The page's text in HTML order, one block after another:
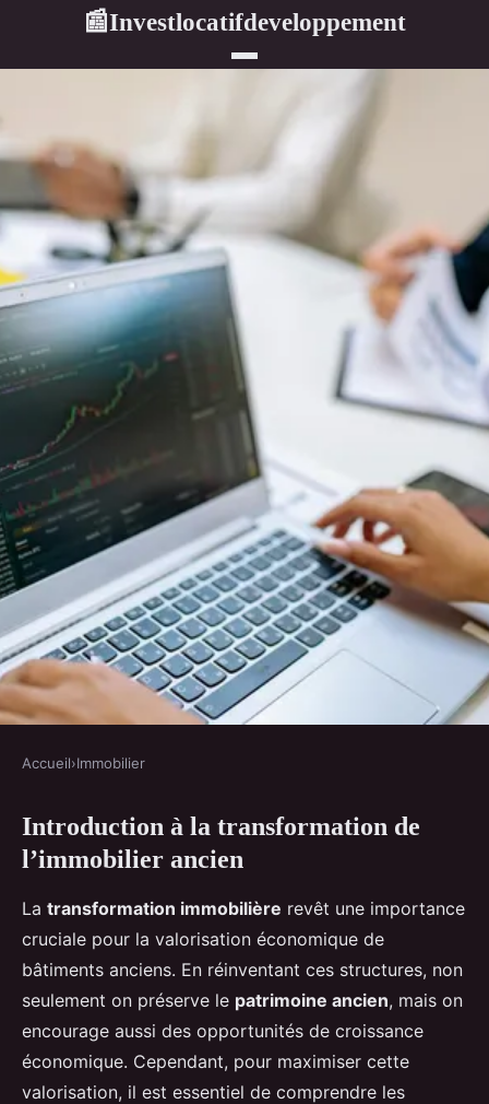
📰Investlocatifdeveloppement
Transformation et Valorisation
de l'Immobilier Ancien : Le Duo
Gagnant !
Romy • 19 février 2025 6 min de lecture
Accueil›Immobilier
Introduction à la transformation de
l’immobilier ancien
La transformation immobilière revêt une importance
cruciale pour la valorisation économique de
bâtiments anciens. En réinventant ces structures, non
seulement on préserve le patrimoine ancien, mais on
encourage aussi des opportunités de croissance
économique. Cependant, pour maximiser cette
valorisation, il est essentiel de comprendre les